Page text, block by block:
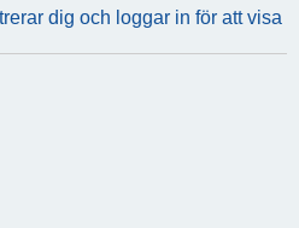
dig och loggar in för att visa